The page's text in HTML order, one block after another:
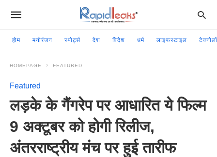
होम मनोरंजन स्पोर्ट्स देश विदेश धर्म लाइफस्टाइल
HOMEPAGE FEATURED
Featured
लड़के के गैंगरेप पर आधारित ये फिल्म
9 अक्टूबर को होगी रिलीज,
अंतरराष्ट्रीय मंच पर हुई तारीफ